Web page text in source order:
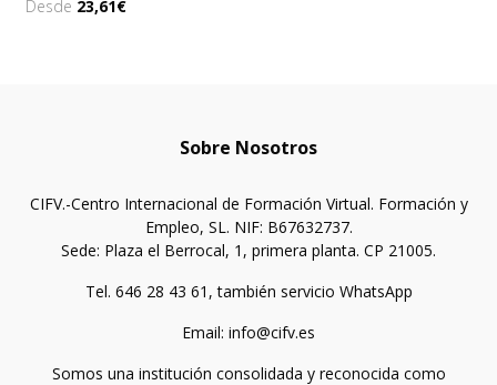
Desde 23,61€
Sobre Nosotros
CIFV.-Centro Internacional de Formación Virtual. Formación y
Empleo, SL. NIF: B67632737.
Sede: Plaza el Berrocal, 1, primera planta. CP 21005.
Tel. 646 28 43 61, también servicio WhatsApp
Email: info@cifv.es
Somos una institución consolidada y reconocida como